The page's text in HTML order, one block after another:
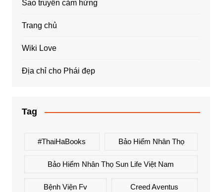
Sao truyền cảm hứng
Trang chủ
Wiki Love
Địa chỉ cho Phái đẹp
Tag
#ThaiHaBooks Bảo Hiểm Nhân Thọ
Bảo Hiểm Nhân Thọ Sun Life Việt Nam
Bệnh Viện Fv Creed Aventus